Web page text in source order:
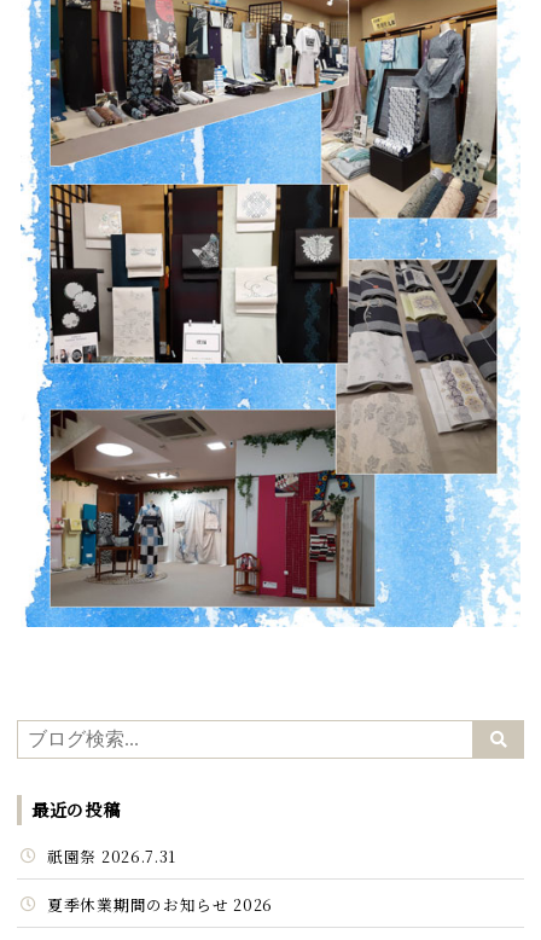
最近の投稿
祇園祭 2026.7.31
夏季休業期間のお知らせ 2026